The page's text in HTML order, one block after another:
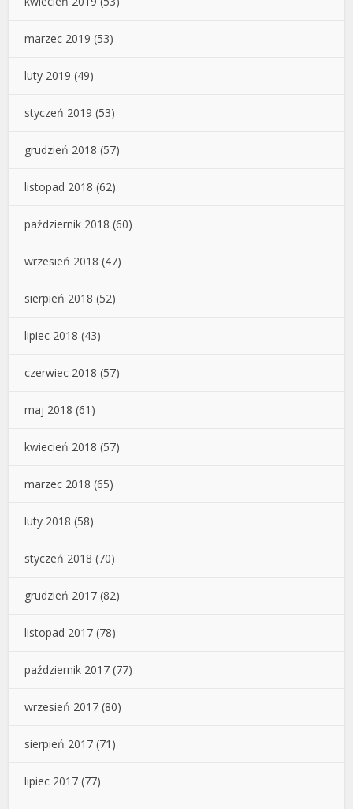
marzec 2019 (53)
luty 2019 (49)
styczeń 2019 (53)
grudzień 2018 (57)
listopad 2018 (62)
październik 2018 (60)
wrzesień 2018 (47)
sierpień 2018 (52)
lipiec 2018 (43)
czerwiec 2018 (57)
maj 2018 (61)
kwiecień 2018 (57)
marzec 2018 (65)
luty 2018 (58)
styczeń 2018 (70)
grudzień 2017 (82)
listopad 2017 (78)
październik 2017 (77)
wrzesień 2017 (80)
sierpień 2017 (71)
lipiec 2017 (77)